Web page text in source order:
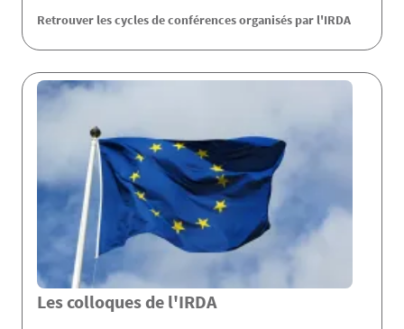
Retrouver les cycles de conférences organisés par l'IRDA
Les colloques de l'IRDA